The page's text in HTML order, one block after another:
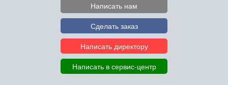
Написать нам
Сделать заказ
Написать директору
Написать в сервис-центр